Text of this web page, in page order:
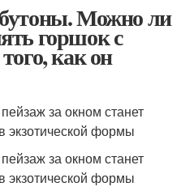
Можно ли
горшок с
как он
за окном станет
экзотической формы
за окном станет
экзотической формы